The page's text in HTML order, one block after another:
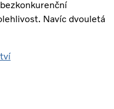
Navíc dvouletá